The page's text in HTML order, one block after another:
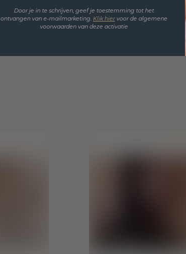
Door je in te schrijven, geef je toestemming tot het
ontvangen van e-mailmarketing. Klik hiervoor de algemene
voorwaarden van deze activatie